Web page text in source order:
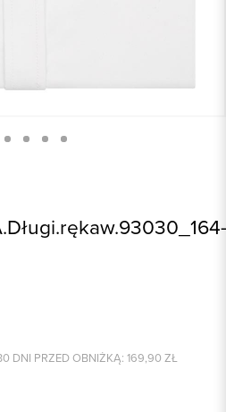
DNI PRZED OBNIŻKĄ: 169,90 ZŁ